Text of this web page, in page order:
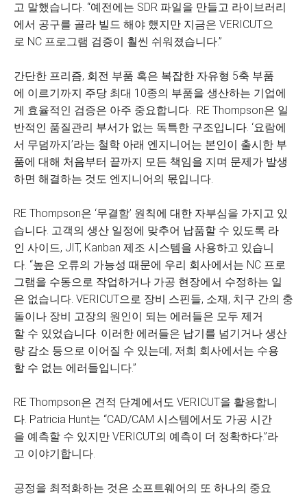
고 말했습니다. “예전에는 SDR 파일을 만들고 라이브러리
에서 공구를 골라 빌드 해야 했지만 지금은 VERICUT으
로 NC 프로그램 검증이 훨씬 쉬워졌습니다.”
간단한 프리즘, 회전 부품 혹은 복잡한 자유형 5축 부품
에 이르기까지 주당 최대 10종의 부품을 생산하는 기업에
게 효율적인 검증은 아주 중요합니다. RE Thompson은 일
반적인 품질관리 부서가 없는 독특한 구조입니다. ‘요람에
서 무덤까지’라는 철학 아래 엔지니어는 본인이 출시한 부
품에 대해 처음부터 끝까지 모든 책임을 지며 문제가 발생
하면 해결하는 것도 엔지니어의 몫입니다.
RE Thompson은 ‘무결함’ 원칙에 대한 자부심을 가지고 있
습니다. 고객의 생산 일정에 맞추어 납품할 수 있도록 라
인 사이드, JIT, Kanban 제조 시스템을 사용하고 있습니
다. “높은 오류의 가능성 때문에 우리 회사에서는 NC 프로
그램을 수동으로 작업하거나 가공 현장에서 수정하는 일
은 없습니다. VERICUT으로 장비 스핀들, 소재, 치구 간의 충
돌이나 장비 고장의 원인이 되는 에러들은 모두 제거
할 수 있었습니다. 이러한 에러들은 납기를 넘기거나 생산
량 감소 등으로 이어질 수 있는데, 저희 회사에서는 수용
할 수 없는 에러들입니다.”
RE Thompson은 견적 단계에서도 VERICUT을 활용합니
다. Patricia Hunt는 “CAD/CAM 시스템에서도 가공 시간
을 예측할 수 있지만 VERICUT의 예측이 더 정확하다.”라
고 이야기합니다.
공정을 최적화하는 것은 소프트웨어의 또 하나의 중요